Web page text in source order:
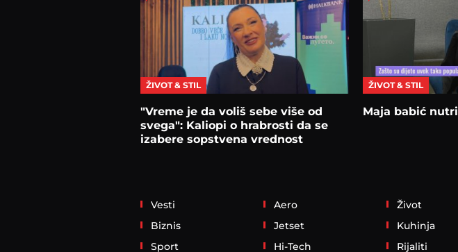
ŽIVOT & STIL
"Vreme je da voliš sebe više od
svega": Kaliopi o hrabrosti da se
izabere sopstvena vrednost
ŽIVOT & STIL
Maja babić
Vesti
Biznis
Sport
Aero
Jetset
Hi-Tech
Život
Kuhinja
Rijaliti